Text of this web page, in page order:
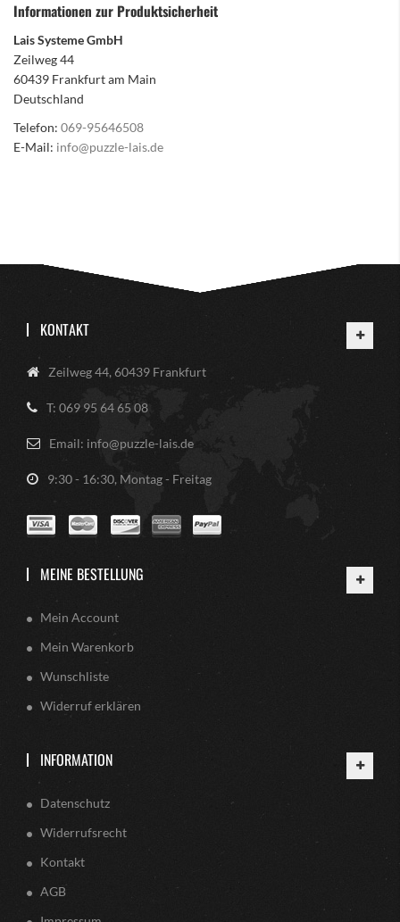
Informationen zur Produktsicherheit
Lais Systeme GmbH
Zeilweg 44
60439 Frankfurt am Main
Deutschland
Telefon: 069-95646508
E-Mail: info@puzzle-lais.de
KONTAKT
Zeilweg 44, 60439 Frankfurt
T: 069 95 64 65 08
Email: info@puzzle-lais.de
9:30 - 16:30, Montag - Freitag
MEINE BESTELLUNG
Mein Account
Mein Warenkorb
Wunschliste
Widerruf erklären
INFORMATION
Datenschutz
Widerrufsrecht
Kontakt
AGB